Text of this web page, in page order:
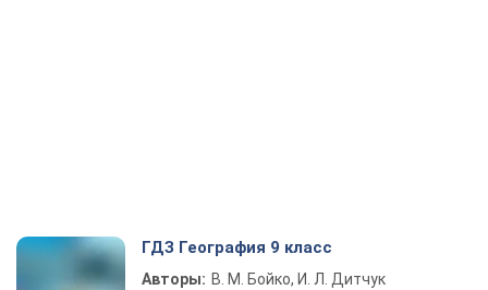
ГДЗ География 9 класс
Авторы: В. М. Бойко, И. Л. Дитчук